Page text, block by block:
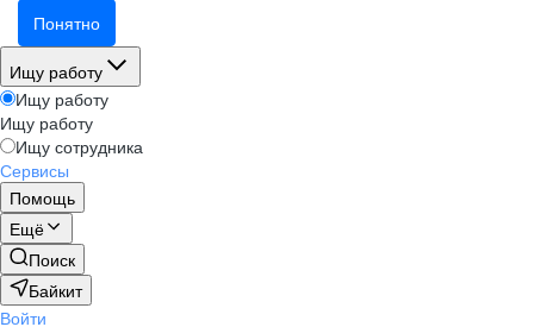
Понятно
Ищу работу
Ищу работу
Ищу работу
Ищу сотрудника
Сервисы
Помощь
Ещё
Поиск
Байкит
Войти